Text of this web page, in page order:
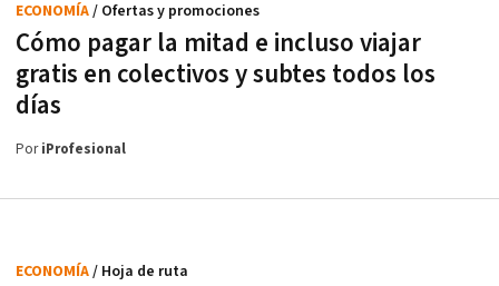
Cómo pagar la mitad e incluso viajar
gratis en colectivos y subtes todos los
días
ECONOMÍA/ Ofertas y promociones
PoriProfesional
ECONOMÍA/ Hoja de ruta